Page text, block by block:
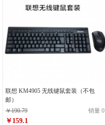
联想 KM4905 无线键鼠套装（不包
邮）
￥190.79
销量 0
￥159.1